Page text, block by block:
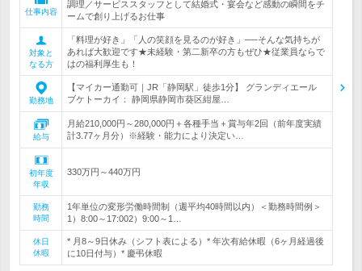
仕事内容
調理／サービススタッフとして結婚式・宴会など感動の瞬間をチ
ームで創り上げるお仕事
対象と
なる方
「料理が好き」「人の笑顔を見るのが好き」──そんな気持ちが
あれば大歓迎です★未経験・第二新卒の方もぜひ★従業員ならで
はの福利厚生も！
勤務地
【マイカー通勤可｜JR「静岡駅」徒歩1分】 グランディエール
ブケトーカイ： 静岡県静岡市葵区紺屋…
給与
月給210,000円～280,000円＋各種手当＋賞与年2回（前年度実績
計3.77ヶ月分）※経験・能力により決定い…
初年度
年収
330万円～440万円
勤務
時間
1年単位の変形労働時間制（週平均40時間以内）＜勤務時間例＞
1）8:00～17:002）9:00～1…
休日
休暇
* 月8～9日休み（シフト表による）* 年次有給休暇（6ヶ月経過後
に10日付与）* 慶弔休暇